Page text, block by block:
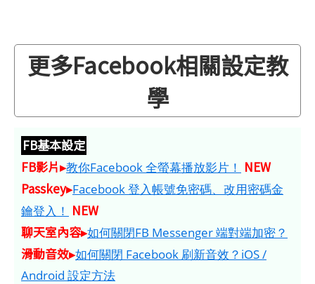
更多Facebook相關設定教
學
FB基本設定
FB影片▸教你Facebook 全螢幕播放影片！ NEW
Passkey▸Facebook 登入帳號免密碼、改用密碼金
鑰登入！ NEW
聊天室內容▸如何關閉FB Messenger 端對端加密？
滑動音效▸如何關閉 Facebook 刷新音效？iOS /
Android 設定方法